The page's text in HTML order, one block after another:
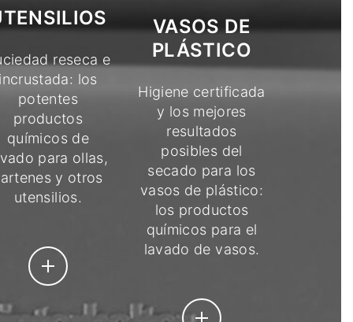
reseca e
los
potentes
productos
químicos de
para ollas,
y otros
utensilios.
VASOS DE
PLÁSTICO
Higiene certificada
y los mejores
resultados
posibles del
secado para los
vasos de plástico:
los productos
químicos para el
lavado de vasos.